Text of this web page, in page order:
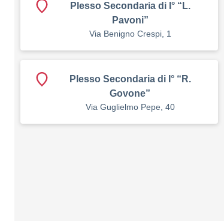
Plesso Secondaria di I° “L.
Pavoni”
Via Benigno Crespi, 1
Plesso Secondaria di I° “R.
Govone”
Via Guglielmo Pepe, 40